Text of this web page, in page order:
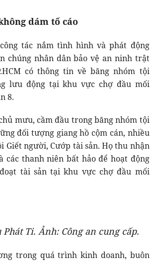
dám tố cáo
tác nắm tình hình và phát động
chúng nhân dân bảo vệ an ninh trật
có thông tin về băng nhóm tội
lưu động tại khu vực chợ đầu mối
8.
mưu, cầm đầu trong băng nhóm tội
đối tượng giang hồ cộm cán, nhiều
Giết người, Cướp tài sản. Họ thu nhận
các thanh niên bất hảo để hoạt động
tài sản tại khu vực chợ đầu mối
Phát Ti. Ảnh: Công an cung cấp.
trong quá trình kinh doanh, buôn